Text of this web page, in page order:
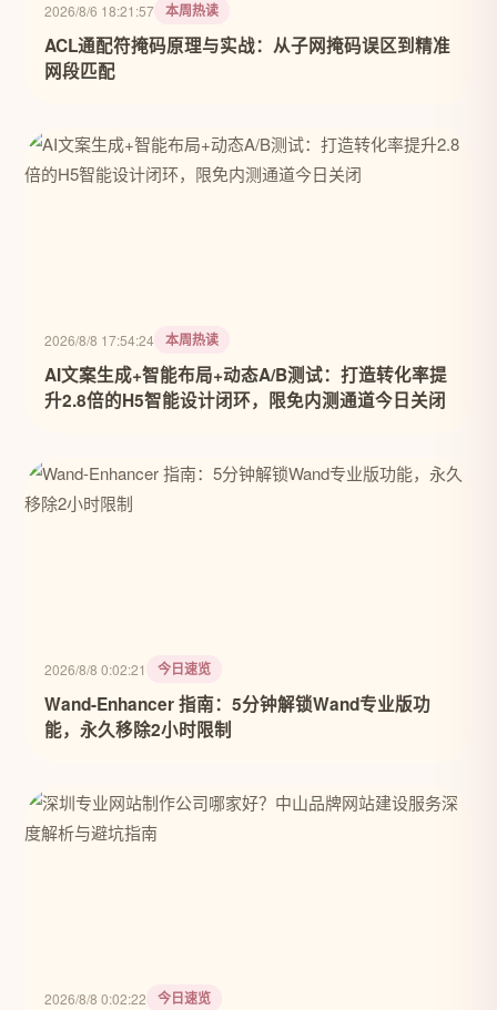
2026/8/6 18:21:57 本周热读
ACL通配符掩码原理与实战：从子网掩码误区到精准
网段匹配
2026/8/8 17:54:24 本周热读
AI文案生成+智能布局+动态A/B测试：打造转化率提
升2.8倍的H5智能设计闭环，限免内测通道今日关闭
2026/8/8 0:02:21 今日速览
Wand-Enhancer 指南：5分钟解锁Wand专业版功
能，永久移除2小时限制
2026/8/8 0:02:22 今日速览